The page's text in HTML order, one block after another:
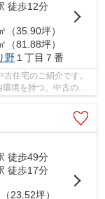
徒歩12分
（35.90坪）
（81.88坪）
野１丁目７番
住宅のご紹介です。
境を持つ、中古の一
徒歩49分
徒歩17分
23.52坪）